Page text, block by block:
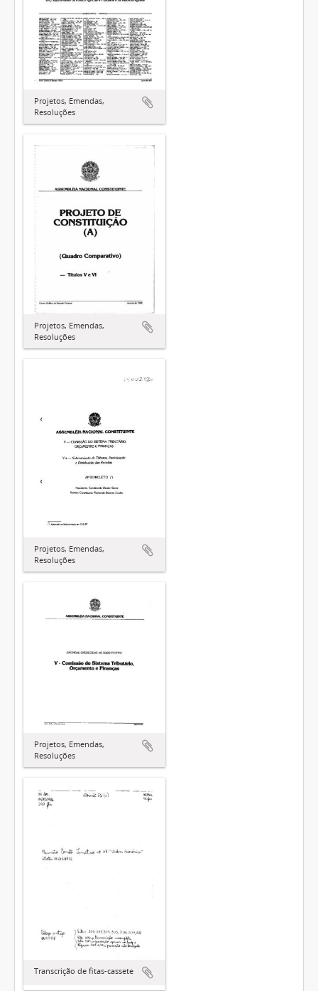
Projetos, Emendas,
Resoluções
Projetos, Emendas,
Resoluções
Projetos, Emendas,
Resoluções
Projetos, Emendas,
Resoluções
Transcrição de fitas-cassete